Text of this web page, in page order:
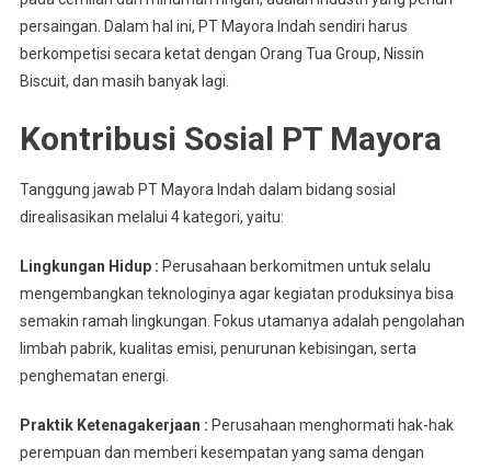
persaingan. Dalam hal ini, PT Mayora Indah sendiri harus
berkompetisi secara ketat dengan Orang Tua Group, Nissin
Biscuit, dan masih banyak lagi.
Kontribusi Sosial PT Mayora
Tanggung jawab PT Mayora Indah dalam bidang sosial
direalisasikan melalui 4 kategori, yaitu:
Lingkungan Hidup : Perusahaan berkomitmen untuk selalu
mengembangkan teknologinya agar kegiatan produksinya bisa
semakin ramah lingkungan. Fokus utamanya adalah pengolahan
limbah pabrik, kualitas emisi, penurunan kebisingan, serta
penghematan energi.
Praktik Ketenagakerjaan : Perusahaan menghormati hak-hak
perempuan dan memberi kesempatan yang sama dengan